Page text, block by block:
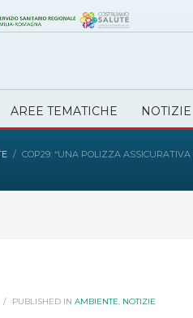
AREE TEMATICHE NOTIZIE
COP29: “UNA POLIZZA ASSICURATIVA
/ PUBLISHED IN AMBIENTE, NOTIZIE